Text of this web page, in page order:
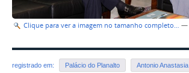
Clique para ver a imagem no tamanho completo… —
registrado em: Palácio do Planalto Antonio Anastasia